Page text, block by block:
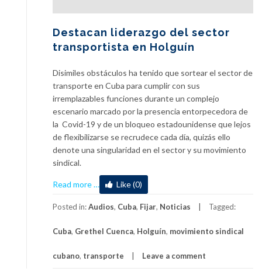
Destacan liderazgo del sector
transportista en Holguín
Disimiles obstáculos ha tenido que sortear el sector de
transporte en Cuba para cumplir con sus
irremplazables funciones durante un complejo
escenario marcado por la presencia entorpecedora de
la Covid-19 y de un bloqueo estadounidense que lejos
de flexibilizarse se recrudece cada día, quizás ello
denote una singularidad en el sector y su movimiento
sindical.
Read more
about
Destacan
liderazgo
sector
en
… Like (0)
Posted in:Audios, Cuba, Fijar, Noticias Tagged:
Cuba, Grethel Cuenca, Holguín, movimiento sindical
cubano, transporte Leave a comment